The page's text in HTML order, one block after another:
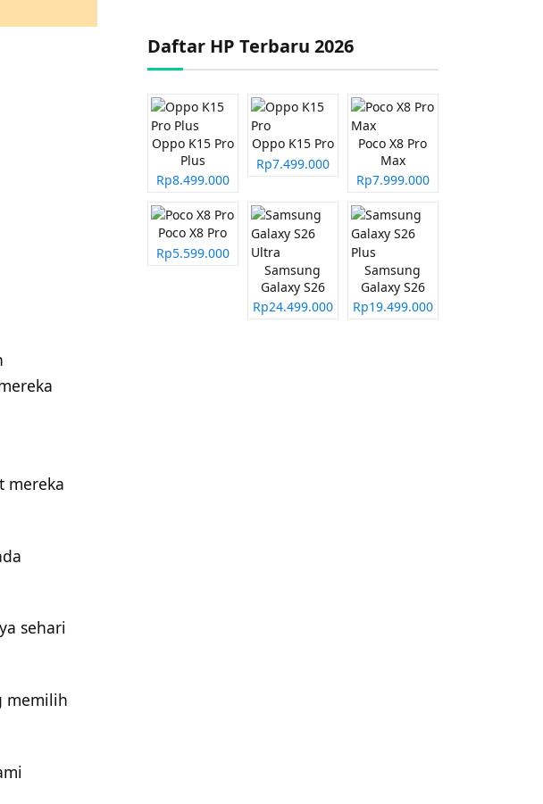
mereka
sehari
memilih
Daftar HP Terbaru 2026
Oppo K15 Pro
Plus
Rp8.499.000
Oppo K15 Pro
Rp7.499.000
Poco X8 Pro
Max
Rp7.999.000
Poco X8 Pro
Rp5.599.000
Samsung
Galaxy S26
Ultra
Rp24.499.000
Samsung
Galaxy S26
Plus
Rp19.499.000